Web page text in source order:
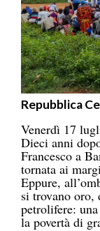
Repubblica
Venerdì 17
Dieci anni
Francesco a
tornata ai
Eppure,
si trovano oro,
petrolifere:
la povertà di